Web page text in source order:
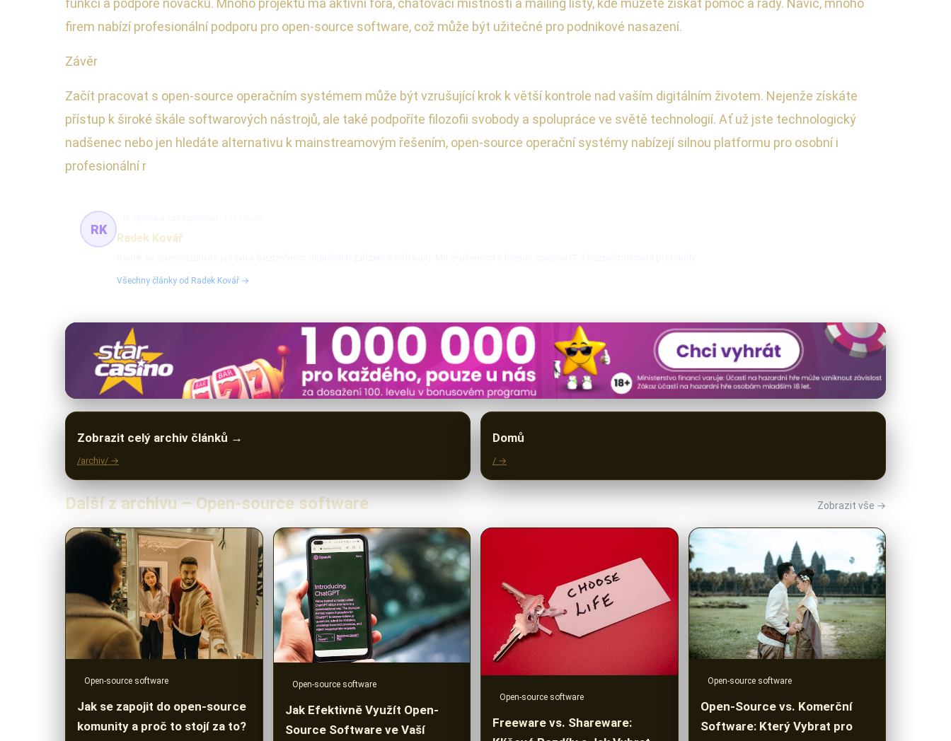
funkcí a podpoře nováčků. Mnoho projektů má aktivní fóra, chatovací místnosti a mailing listy, kde můžete získat pomoc a rady. Navíc, mnoho
firem nabízí profesionální podporu pro open-source software, což může být užitečné pro podnikové nasazení.
Závěr
Začít pracovat s open-source operačním systémem může být vzrušující krok k větší kontrole nad vaším digitálním životem. Nejenže získáte
přístup k široké škále softwarových nástrojů, ale také podpoříte filozofii svobody a spolupráce ve světě technologií. Ať už jste technologický
nadšenec nebo jen hledáte alternativu k mainstreamovým řešením, open-source operační systémy nabízejí silnou platformu pro osobní i
profesionální r
RK
Radek Kovář
Všechny články od Radek Kovář →
Zobrazit celý archiv článků →
/archiv/ →
Domů
/ →
Další z archivu – Open-source software Zobrazit vše →
Open-source software
Jak se zapojit do open-source
komunity a proč to stojí za to?
Open-source software
Jak Efektivně Využít Open-
Source Software ve Vaší
Open-source software
Freeware vs. Shareware:
Open-source software
Open-Source vs. Komerční
Software: Který Vybrat pro